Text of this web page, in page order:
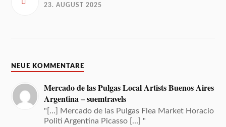
23. AUGUST 2025
NEUE KOMMENTARE
Mercado de las Pulgas Local Artists Buenos Aires
Argentina – suemtravels
"[…] Mercado de las Pulgas Flea Market Horacio
Politi Argentina Picasso […] "